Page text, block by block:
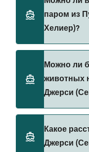
DFDS
паром из
Хелиер)?
автомобилем из
DFDS
Можно ли
животных
Джерси
брать на
Хелиер).
Какое
Джерси